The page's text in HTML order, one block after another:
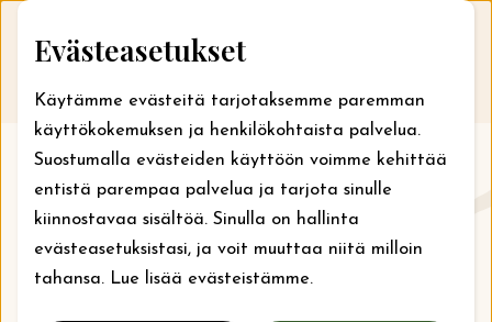
Evästeasetukset
Käytämme evästeitä tarjotaksemme paremman
käyttökokemuksen ja henkilökohtaista palvelua.
Suostumalla evästeiden käyttöön voimme kehittää
entistä parempaa palvelua ja tarjota sinulle
kiinnostavaa sisältöä. Sinulla on hallinta
evästeasetuksistasi, ja voit muuttaa niitä milloin
tahansa. Lue lisää evästeistämme.
Skip to content
Avustushakemukseen
Ajankohtaista
Mitä säätiössä tapahtuu juuri nyt? Suunnitteletko
avustushakemuksen jättämistä BMR-säätiölle? Tälle